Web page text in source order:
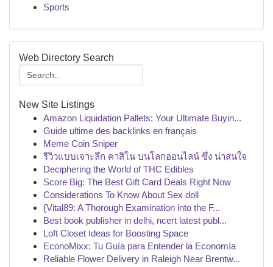
Sports
Web Directory Search
New Site Listings
Amazon Liquidation Pallets: Your Ultimate Buyin...
Guide ultime des backlinks en français
Meme Coin Sniper
รีวิวแบบเจาะลึก คาสิโน บนโลกออนไลน์ ซึ่ง น่าสนใจ
Deciphering the World of THC Edibles
Score Big: The Best Gift Card Deals Right Now
Considerations To Know About Sex doll
{Vital89: A Thorough Examination into the F...
Best book publisher in delhi, ncert latest publ...
Loft Closet Ideas for Boosting Space
EconoMixx: Tu Guía para Entender la Economía
Reliable Flower Delivery in Raleigh Near Brentw...